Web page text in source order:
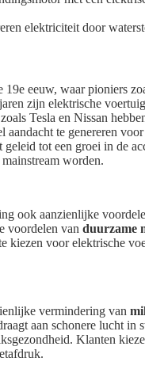
elektriciteit door
19e eeuw, waar pioniers
zijn elektrische
Tesla en Nissan
te genereren
tot een groei in de
worden.
ook aanzienlijke
voordelen van duurzame
kiezen voor elektrische
vermindering van
aan schonere lucht in
Klanten